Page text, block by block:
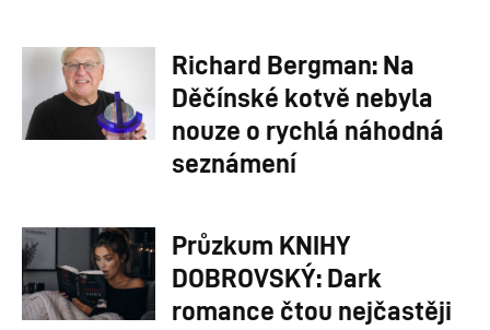
Richard Bergman: Na
Děčínské kotvě nebyla
nouze o rychlá náhodná
seznámení
Průzkum KNIHY
DOBROVSKÝ: Dark
romance čtou nejčastěji